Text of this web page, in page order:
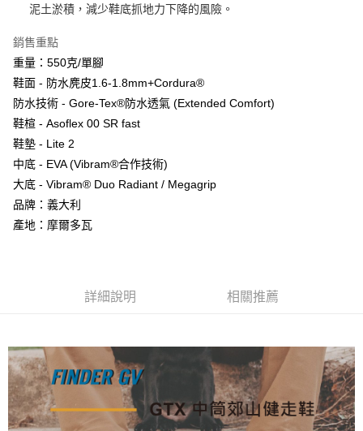
法說明評估內容。
1.分期款項不併入電信帳單，「大哥付你分期」於每月結算日後寄送繳費提
2.透過簡訊連結打開帳單後，可選擇「超商條碼／台灣大直營門市／銀行轉
帳／街口支付／iPASS MONEY」等通路繳費。
【注意事項】
1.本服務係由「台灣大哥大股份有限公司」（以下簡稱本公司）所提供，讓
用戶於交易時，得透過本服務購買商品或服務，並由商店將買賣／分期付款
2.基於同意付款使用「大哥付你分期」之契約關係目的，商店將以您的個人
資料（包含姓名、電話或地址）提供予台灣大哥大進項蒐集、處理及利用，
由本公司與您本人進行分期帳單所需資料之確認、核對及更正。
3.完整用戶服務條款，請詳閱以下連結：
３．安心：先確認商品／服務後，再付款。
【「AFTEE先享後付」結帳流程】
１．於結帳方式選擇「AFTEE先享後付」後，將跳轉至「AFTEE先享後付」
２．訂單成立數日內，您將收到繳費通知簡訊。
３．收到繳費通知簡訊後14天內，點擊此簡訊中的連結，可透過四大超商／
ATM／網路銀行／等多元方式進行付款，方視為交易完成。
※ 請注意：結帳手續完成當下不需立刻繳費，但若您需要取消訂單，請聯絡
購買商品的店家。未經商家同意取消之訂單仍視為有效，需透過AFTEE先享
後付繳納相關費用。
是否繳費成功／繳費後需取消欲退款等相關疑問，請聯繫「AFTEE先享後付
客戶支援中心」
【注意事項】
２．關於個人資料處理事宜，請瀏覽以下網址：
任。
４．使用「AFTEE先享後付」時，將依據個別帳號之用戶狀況，依本公司即
時審查核予不同之上限額度；若仍有額度不足之情形，本公司將視審查結果
請求用戶進行身份認證。
５．嚴禁一人註冊多個帳號或使用他人資訊註冊。若發現惡意使用之情形，
恩沛科技股份有限公司將有權停止該用戶之使用額度並採取法律行動。
宅配
每筆NT$100，滿NT$799(含以上)免運費
付款後門市自取
免運費
每筆NT$130，滿NT$3,000(含以上)免運費
泥土淤積，減少鞋底抓地力下降的風險。
銷售重點
重量：550克/單腳
鞋面 - 防水麂皮1.6-1.8mm+Cordura®
防水技術 - Gore-Tex®防水透氣 (Extended Comfort)
鞋楦 - Asoflex 00 SR fast
鞋墊 - Lite 2
中底 - EVA (Vibram®合作技術)
大底 - Vibram® Duo Radiant / Megagrip
品牌：義大利
產地：摩爾多瓦
詳細說明 相關推薦